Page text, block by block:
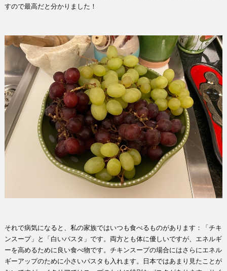
すので最高だと分かりました！
それで病気になると、私の家族ではいつも食べるものがあります：「チキ
ンスープ」と「白いパスタ」です。両方とも体に優しいですが、エネルギ
ーを高めるために良い食べ物です。チキンスープの場合にはさらにエネル
ギーアップのために小さいパスタも入れます。日本ではあまり見たことが